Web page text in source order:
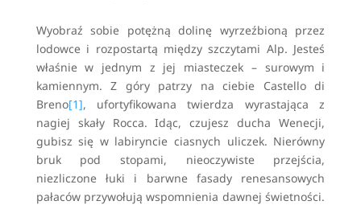
Wyobraź sobie potężną dolinę wyrzeźbioną przez
lodowce i rozpostartą między szczytami Alp. Jesteś
właśnie w jednym z jej miasteczek – surowym i
kamiennym. Z góry patrzy na ciebie Castello di
Breno[1], ufortyfikowana twierdza wyrastająca z
nagiej skały Rocca. Idąc, czujesz ducha Wenecji,
gubisz się w labiryncie ciasnych uliczek. Nierówny
bruk pod stopami, nieoczywiste przejścia,
niezliczone łuki i barwne fasady renesansowych
pałaców przywołują wspomnienia dawnej świetności.